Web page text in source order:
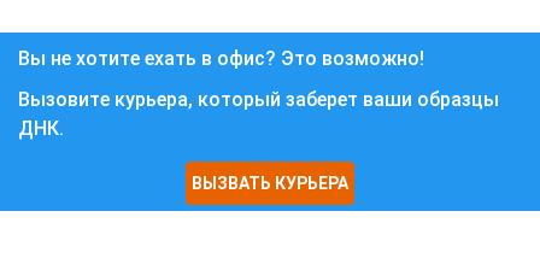
Вы не хотите ехать в офис? Это возможно!
Вызовите курьера, который заберет ваши образцы
ДНК.
ВЫЗВАТЬ КУРЬЕРА